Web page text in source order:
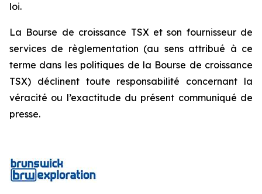
loi.
La Bourse de croissance TSX et son fournisseur de
services de règlementation (au sens attribué à ce
terme dans les politiques de la Bourse de croissance
TSX) déclinent toute responsabilité concernant la
véracité ou l’exactitude du présent communiqué de
presse.